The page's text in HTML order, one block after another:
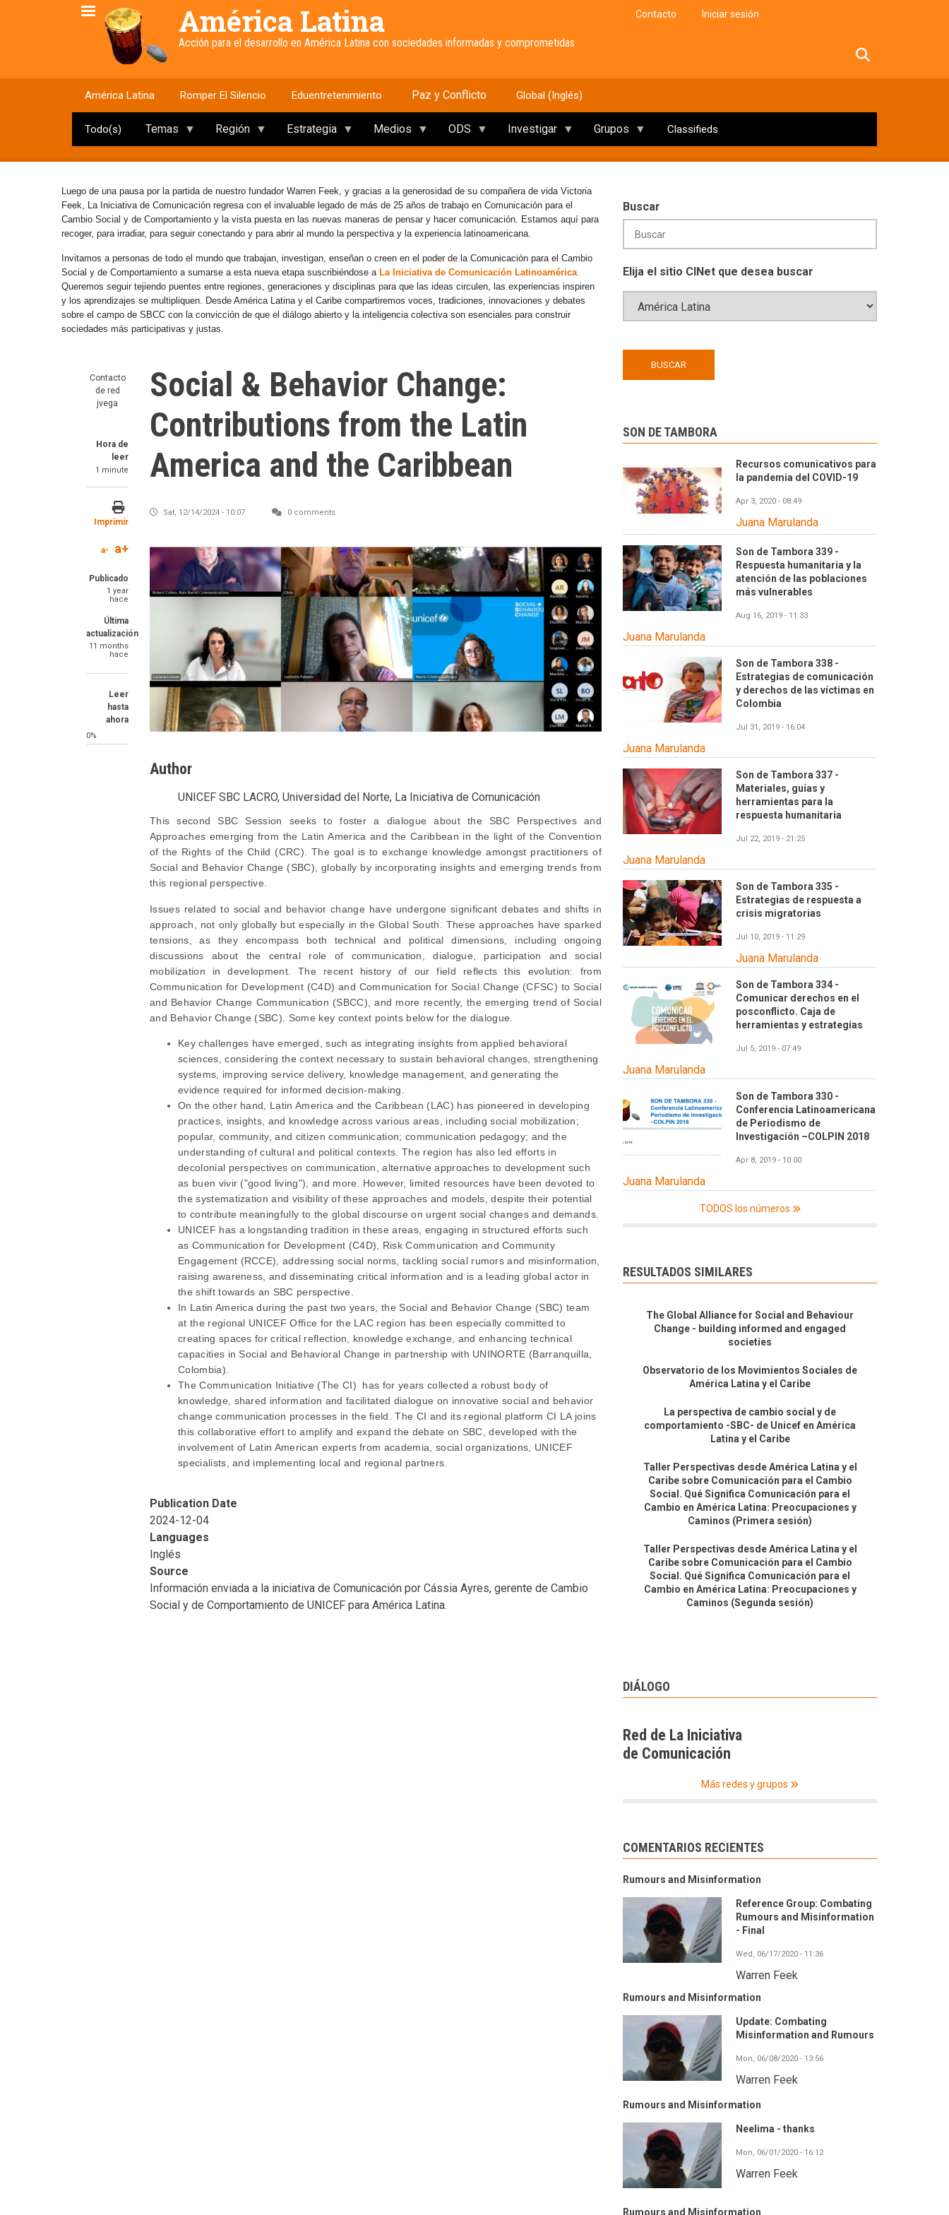
América Latina
Acción para el desarrollo en América Latina con sociedades informadas y comprometidas
Contacto Iniciar sesión
América Latina Romper El Silencio Eduentretenimiento Paz y Conflicto Global (Inglés)
Todo(s) Temas Región Estrategia Medios ODS Investigar Grupos Classifieds
Luego de una pausa por la partida de nuestro fundador Warren Feek, y gracias a la generosidad de su compañera de vida Victoria
Feek, La Iniciativa de Comunicación regresa con el invaluable legado de más de 25 años de trabajo en Comunicación para el
Cambio Social y de Comportamiento y la vista puesta en las nuevas maneras de pensar y hacer comunicación. Estamos aquí para
recoger, para irradiar, para seguir conectando y para abrir al mundo la perspectiva y la experiencia latinoamericana.
Invitamos a personas de todo el mundo que trabajan, investigan, enseñan o creen en el poder de la Comunicación para el Cambio
Social y de Comportamiento a sumarse a esta nueva etapa suscribiéndose a La Iniciativa de Comunicación Latinoamérica.
Queremos seguir tejiendo puentes entre regiones, generaciones y disciplinas para que las ideas circulen, las experiencias inspiren
y los aprendizajes se multipliquen. Desde América Latina y el Caribe compartiremos voces, tradiciones, innovaciones y debates
sobre el campo de SBCC con la convicción de que el diálogo abierto y la inteligencia colectiva son esenciales para construir
sociedades más participativas y justas.
Contacto
de red
jvega
Hora de
leer
1 minute
Imprimir
a- a+
Publicado
1 year
hace
Última
actualización
11 months
hace
Leer
hasta
ahora
0%
Social & Behavior Change:
Contributions from the Latin
America and the Caribbean
Sat, 12/14/2024 - 10:07 0 comments
Image
Author
UNICEF SBC LACRO, Universidad del Norte, La Iniciativa de Comunicación
SummaryText
This second SBC Session seeks to foster a dialogue about the SBC Perspectives and
Approaches emerging from the Latin America and the Caribbean in the light of the Convention
of the Rights of the Child (CRC). The goal is to exchange knowledge amongst practitioners of
Social and Behavior Change (SBC), globally by incorporating insights and emerging trends from
this regional perspective.
Issues related to social and behavior change have undergone significant debates and shifts in
approach, not only globally but especially in the Global South. These approaches have sparked
tensions, as they encompass both technical and political dimensions, including ongoing
discussions about the central role of communication, dialogue, participation and social
mobilization in development. The recent history of our field reflects this evolution: from
Communication for Development (C4D) and Communication for Social Change (CFSC) to Social
and Behavior Change Communication (SBCC), and more recently, the emerging trend of Social
and Behavior Change (SBC). Some key context points below for the dialogue.
Key challenges have emerged, such as integrating insights from applied behavioral
sciences, considering the context necessary to sustain behavioral changes, strengthening
systems, improving service delivery, knowledge management, and generating the
evidence required for informed decision-making.
On the other hand, Latin America and the Caribbean (LAC) has pioneered in developing
practices, insights, and knowledge across various areas, including social mobilization;
popular, community, and citizen communication; communication pedagogy; and the
understanding of cultural and political contexts. The region has also led efforts in
decolonial perspectives on communication, alternative approaches to development such
as buen vivir ("good living"), and more. However, limited resources have been devoted to
the systematization and visibility of these approaches and models, despite their potential
to contribute meaningfully to the global discourse on urgent social changes and demands.
UNICEF has a longstanding tradition in these areas, engaging in structured efforts such
as Communication for Development (C4D), Risk Communication and Community
Engagement (RCCE), addressing social norms, tackling social rumors and misinformation,
raising awareness, and disseminating critical information and is a leading global actor in
the shift towards an SBC perspective.
In Latin America during the past two years, the Social and Behavior Change (SBC) team
at the regional UNICEF Office for the LAC region has been especially committed to
creating spaces for critical reflection, knowledge exchange, and enhancing technical
capacities in Social and Behavioral Change in partnership with UNINORTE (Barranquilla,
Colombia).
The Communication Initiative (The CI) has for years collected a robust body of
knowledge, shared information and facilitated dialogue on innovative social and behavior
change communication processes in the field. The CI and its regional platform CI LA joins
this collaborative effort to amplify and expand the debate on SBC, developed with the
involvement of Latin American experts from academia, social organizations, UNICEF
specialists, and implementing local and regional partners.
Publication Date
2024-12-04
Languages
Inglés
Source
Información enviada a la iniciativa de Comunicación por Cássia Ayres, gerente de Cambio
Social y de Comportamiento de UNICEF para América Latina.
Buscar
Elija el sitio CINet que desea buscar
SON DE TAMBORA
Recursos comunicativos para
la pandemia del COVID-19
Apr 3, 2020 - 08:49
Juana Marulanda
Son de Tambora 339 -
Respuesta humanitaria y la
atención de las poblaciones
más vulnerables
Aug 16, 2019 - 11:33
Juana Marulanda
Son de Tambora 338 -
Estrategias de comunicación
y derechos de las víctimas en
Colombia
Jul 31, 2019 - 16:04
Juana Marulanda
Son de Tambora 337 -
Materiales, guías y
herramientas para la
respuesta humanitaria
Jul 22, 2019 - 21:25
Juana Marulanda
Son de Tambora 335 -
Estrategias de respuesta a
crisis migratorias
Jul 10, 2019 - 11:29
Juana Marulanda
Son de Tambora 334 -
Comunicar derechos en el
posconflicto. Caja de
herramientas y estrategias
Jul 5, 2019 - 07:49
Juana Marulanda
Son de Tambora 330 -
Conferencia Latinoamericana
de Periodismo de
Investigación –COLPIN 2018
Apr 8, 2019 - 10:00
Juana Marulanda
TODOS los números
RESULTADOS SIMILARES
The Global Alliance for Social and Behaviour
Change - building informed and engaged
societies
Observatorio de los Movimientos Sociales de
América Latina y el Caribe
La perspectiva de cambio social y de
comportamiento -SBC- de Unicef en América
Latina y el Caribe
Taller Perspectivas desde América Latina y el
Caribe sobre Comunicación para el Cambio
Social. Qué Significa Comunicación para el
Cambio en América Latina: Preocupaciones y
Caminos (Primera sesión)
Taller Perspectivas desde América Latina y el
Caribe sobre Comunicación para el Cambio
Social. Qué Significa Comunicación para el
Cambio en América Latina: Preocupaciones y
Caminos (Segunda sesión)
DIÁLOGO
Red de La Iniciativa
de Comunicación
Más redes y grupos
COMENTARIOS RECIENTES
Rumours and Misinformation
Reference Group: Combating
Rumours and Misinformation
- Final
Wed, 06/17/2020 - 11:36
Warren Feek
Rumours and Misinformation
Update: Combating
Misinformation and Rumours
Mon, 06/08/2020 - 13:56
Warren Feek
Rumours and Misinformation
Neelima - thanks
Mon, 06/01/2020 - 16:12
Warren Feek
Rumours and Misinformation